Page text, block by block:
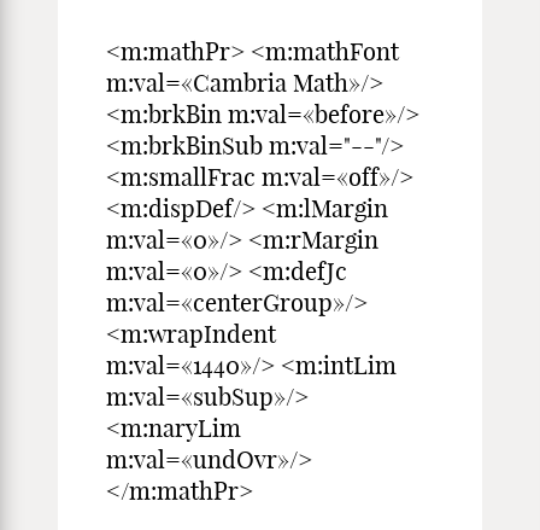
<m:mathPr> <m:mathFont
m:val=«Cambria Math»/>
<m:brkBin m:val=«before»/>
<m:brkBinSub m:val="--"/>
<m:smallFrac m:val=«off»/>
<m:dispDef/> <m:lMargin
m:val=«0»/> <m:rMargin
m:val=«0»/> <m:defJc
m:val=«centerGroup»/>
<m:wrapIndent
m:val=«1440»/> <m:intLim
m:val=«subSup»/>
<m:naryLim
m:val=«undOvr»/>
</m:mathPr>